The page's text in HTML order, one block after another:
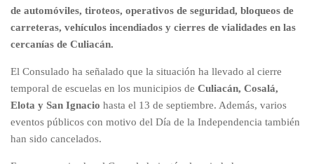
de automóviles, tiroteos, operativos de seguridad, bloqueos de
carreteras, vehículos incendiados y cierres de vialidades en las
cercanías de Culiacán.
El Consulado ha señalado que la situación ha llevado al cierre
temporal de escuelas en los municipios de Culiacán, Cosalá,
Elota y San Ignacio hasta el 13 de septiembre. Además, varios
eventos públicos con motivo del Día de la Independencia también
han sido cancelados.